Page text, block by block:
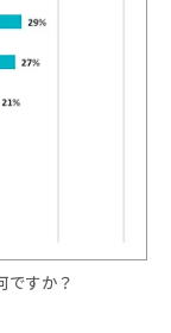
ですか？